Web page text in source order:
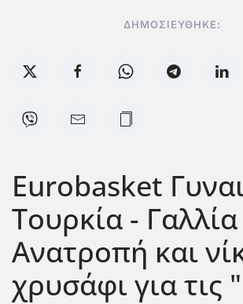
ΔΗΜΟΣΙΕΎΘΗΚΕ:
Eurobasket
Τουρκία -
Ανατροπή και
χρυσάφι για τις